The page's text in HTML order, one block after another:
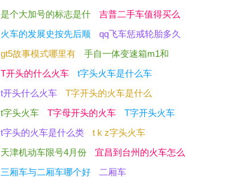
是个大加号的标志是什
吉普二手车值得买么
火车的发展史按先后顺
qq飞车惩戒轮胎多久
gt5故事模式哪里有
手自一体变速箱m1和
T开头的什么火车
t字头火车是什么车
t开头什么火车
T字开头的火车是什么
t字头火车
T字母开头的火车
T字开头火车
t字头的火车是什么类
t k z字头火车
天津机动车限号4月份
宜昌到台州的火车怎么
三厢车与二厢车哪个好
二厢车